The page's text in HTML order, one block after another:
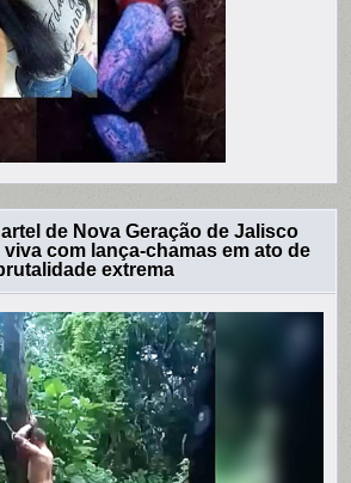
de Nova Geração de Jalisco
com lança-chamas em ato de
extrema